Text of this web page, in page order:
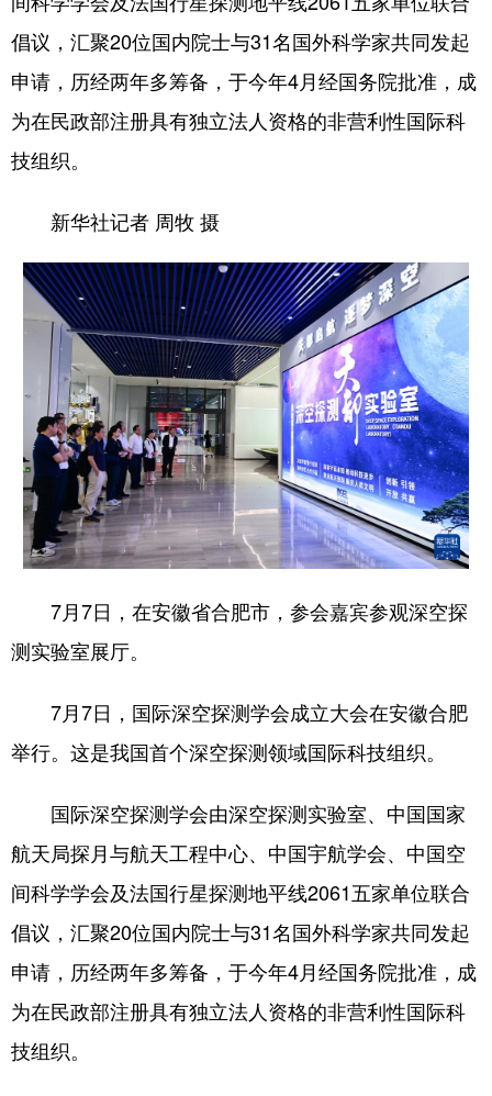
倡议，汇聚20位国内院士与31名国外科学家共同发起
申请，历经两年多筹备，于今年4月经国务院批准，成
为在民政部注册具有独立法人资格的非营利性国际科
技组织。
新华社记者 周牧 摄
7月7日，在安徽省合肥市，参会嘉宾参观深空探
测实验室展厅。
7月7日，国际深空探测学会成立大会在安徽合肥
举行。这是我国首个深空探测领域国际科技组织。
国际深空探测学会由深空探测实验室、中国国家
航天局探月与航天工程中心、中国宇航学会、中国空
间科学学会及法国行星探测地平线2061五家单位联合
倡议，汇聚20位国内院士与31名国外科学家共同发起
申请，历经两年多筹备，于今年4月经国务院批准，成
为在民政部注册具有独立法人资格的非营利性国际科
技组织。